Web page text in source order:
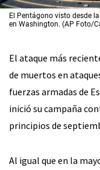
El Pentágono visto desde
en Washington. (AP Foto/
El ataque más
de muertos en
fuerzas armadas de
inició su campaña
principios de
Al igual que en la